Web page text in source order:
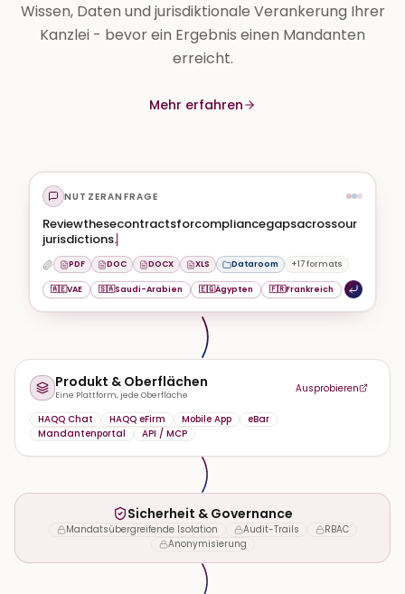
Wissen, Daten und jurisdiktionale Verankerung Ihrer
Kanzlei - bevor ein Ergebnis einen Mandanten
erreicht.
Mehr erfahren
NUTZERANFRAGE
Reviewthesecontractsforcompliancegapsacrossour
jurisdictions.
PDF DOC DOCX XLS Dataroom +17 formats
🇦🇪VAE 🇸🇦Saudi-Arabien 🇪🇬Ägypten 🇫🇷Frankreich
Produkt & Oberflächen
Eine Plattform, jede Oberfläche
Ausprobieren
HAQQ Chat HAQQ eFirm Mobile App
eBar
Mandantenportal
API / MCP
Sicherheit & Governance
Mandatsübergreifende Isolation Audit-Trails
RBAC
Anonymisierung